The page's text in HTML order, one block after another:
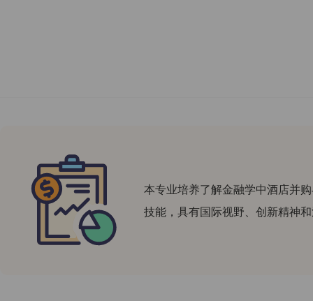
本专业培养了解金融学中酒店并
技能，具有国际视野、创新精神